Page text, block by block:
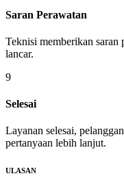
Saran Perawatan
Teknisi memberikan saran
lancar.
9
Selesai
Layanan selesai,
pertanyaan lebih lanjut.
ULASAN